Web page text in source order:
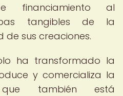
financiamiento al
tangibles de la
sus creaciones.
ha transformado la
y comercializa la
también está